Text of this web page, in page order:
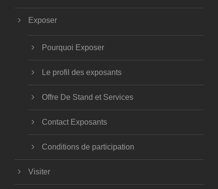
Exposer
Pourquoi Exposer
Le profil des exposants
Offre De Stand et Services
Contact Exposants
Conditions de participation
Visiter